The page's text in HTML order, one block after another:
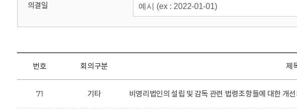
의결일
번호 회의구분 제
71 기타 비영리법인의 설립 및 감독 관련 법령조항들에 대한 개